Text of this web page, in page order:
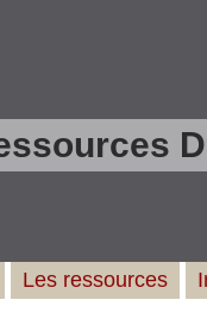
Les ressources